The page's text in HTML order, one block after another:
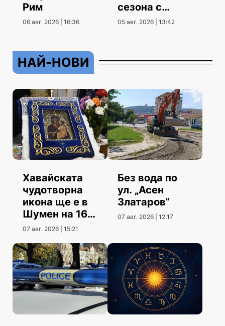
Рим
06 авг. 2026 | 16:36
сезона с
гостуване
05 авг. 2026 | 13:42
НАЙ-НОВИ
Хавайската
чудотворна
икона ще е в
Шумен на 16
август
07 авг. 2026 | 15:21
Без вода по
ул. „Асен
Златаров“
07 авг. 2026 | 12:17